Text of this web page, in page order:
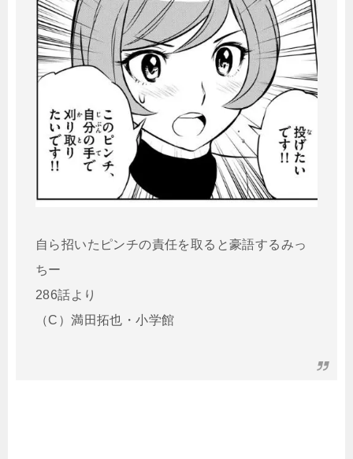
自ら招いたピンチの責任を取ると豪語するみっ
ちー
286話より
（C）満田拓也・小学館